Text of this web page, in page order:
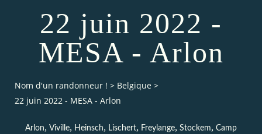
22 juin 2022 -
MESA - Arlon
Nom d'un randonneur ! > Belgique >
22 juin 2022 - MESA - Arlon
Arlon, Viville, Heinsch, Lischert, Freylange, Stockem, Camp